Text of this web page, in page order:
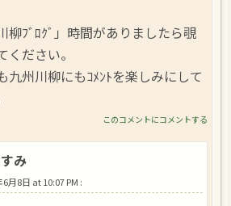
柳ﾌﾞﾛｸﾞ」時間がありましたら覗
ください。
九州川柳にもｺﾒﾝﾄを楽しみにして
このコメントにコメントする
み
6月8日 at 10:07 PM :